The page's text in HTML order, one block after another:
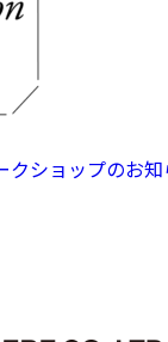
クショップのお知